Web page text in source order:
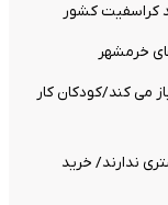
کراسفیت کشور
می کند/کودکان کار
ندارند/ خرید